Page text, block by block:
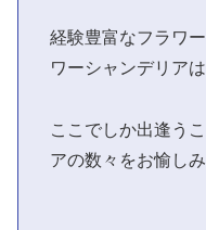
経験豊富なフラワ
ワーシャンデリアは
ここでしか出逢う
アの数々をお愉しみ